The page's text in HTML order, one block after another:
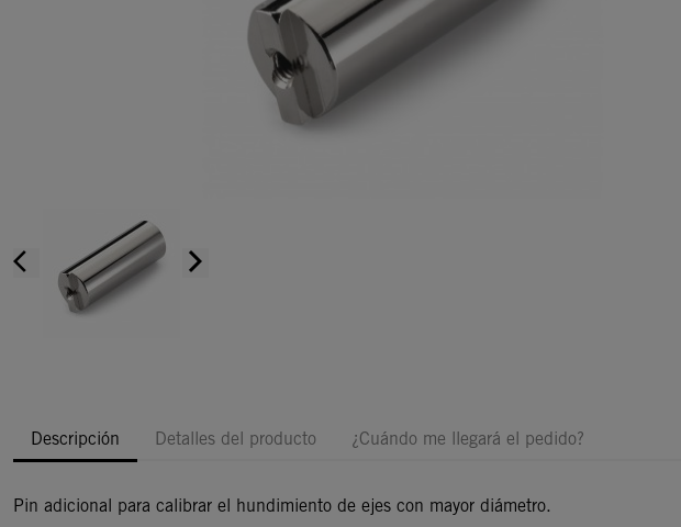
arrow_back_ios arrow_forward_ios
Descripción Detalles del producto ¿Cuándo me llegará el pedido?
Pin adicional para calibrar el hundimiento de ejes con mayor diámetro.